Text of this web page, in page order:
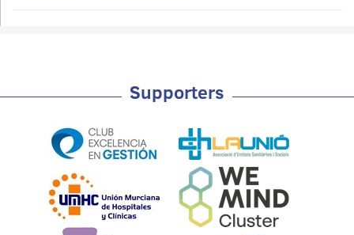
Supporters